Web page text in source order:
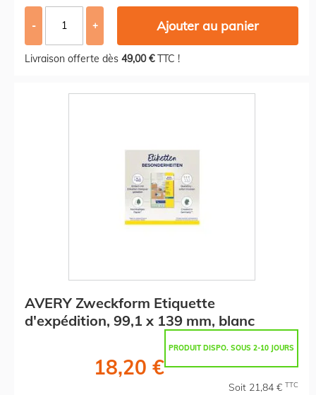
- + Ajouter au panier
Livraison offerte dès 49,00 €TTC !
AVERY Zweckform Etiquette
d'expédition, 99,1 x 139 mm, blanc
PRODUIT DISPO. SOUS 2-10 JOURS
18,20 €
Soit 21,84 € TTC